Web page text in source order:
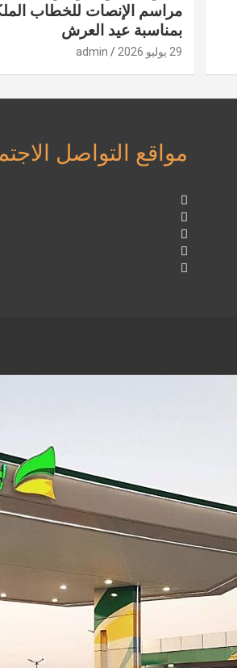
مراسم الإنصات للخطاب
بمناسبة عيد العرش
29 يوليو 2026 admin
مواقع التواصل